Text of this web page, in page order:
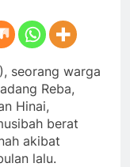
seorang warga
Reba,
Hinai,
berat
akibat
lalu.